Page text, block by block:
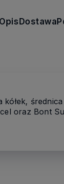
Opis Dostawa
oraz Bont